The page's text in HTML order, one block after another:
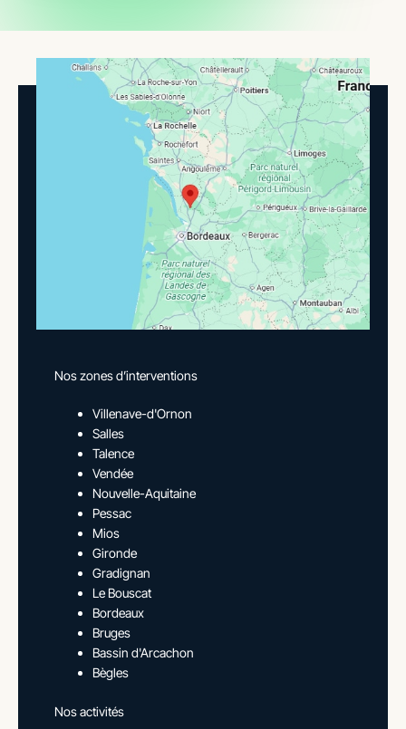
Nos zones d’interventions
Villenave-d'Ornon
Salles
Talence
Vendée
Nouvelle-Aquitaine
Pessac
Mios
Gironde
Gradignan
Le Bouscat
Bordeaux
Bruges
Bassin d'Arcachon
Bègles
Nos activités